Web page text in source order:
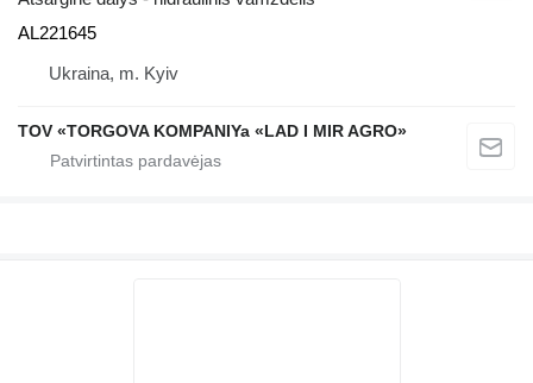
AL221645
Ukraina, m. Kyiv
TOV «TORGOVA KOMPANIYa «LAD I MIR AGRO»